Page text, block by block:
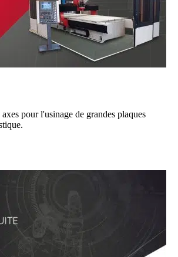
pour l'usinage de grandes plaques